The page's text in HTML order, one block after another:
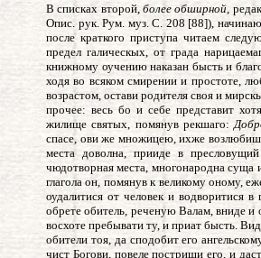
В списках второй, более обширной,
Опис. рук. Рум. муз. С. 208 [88]),
после краткого приступа читаем
предел галическых, от града
книжному оучению наказан бысть и
ходя во всяком смирении и простоте,
возрастом, остави родителя своя и
прочее: весь бо и себе представит
жилище святых, помянув рекшаго:
спасе, ови же множицею, ихже
места доволна, прииде в
чюдотворная места, многонародна
глагола он, помянув к великому оному,
оудалитися от человек и водворитися
обрете обитель, реченую Валам, вниде и
восхоте пребывати ту, и приат бысть.
обители тоя, да сподобит его
чист Богови, повеле пострищи его, и